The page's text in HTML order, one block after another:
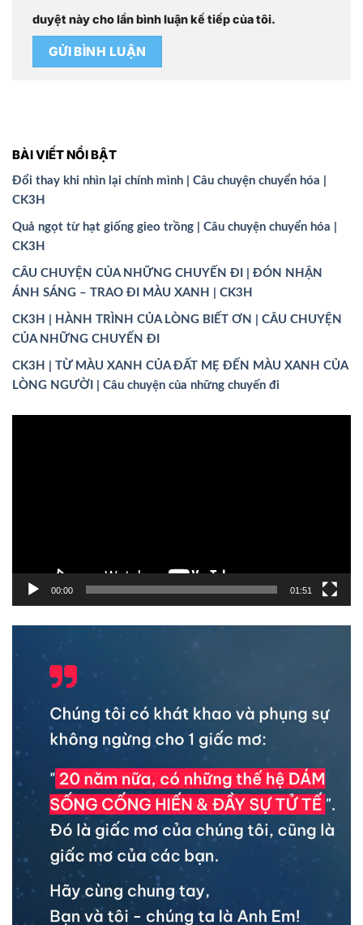
duyệt này cho lần bình luận kế tiếp của tôi.
BÀI VIẾT NỔI BẬT
Đổi thay khi nhìn lại chính mình | Câu chuyện chuyển hóa |
CK3H
Quả ngọt từ hạt giống gieo trồng | Câu chuyện chuyển hóa |
CK3H
CÂU CHUYỆN CỦA NHỮNG CHUYẾN ĐI | ĐÓN NHẬN
ÁNH SÁNG – TRAO ĐI MÀU XANH | CK3H
CK3H | HÀNH TRÌNH CỦA LÒNG BIẾT ƠN | CÂU CHUYỆN
CỦA NHỮNG CHUYẾN ĐI
CK3H | TỪ MÀU XANH CỦA ĐẤT MẸ ĐẾN MÀU XANH CỦA
LÒNG NGƯỜI | Câu chuyện của những chuyến đi
00:00 01:51